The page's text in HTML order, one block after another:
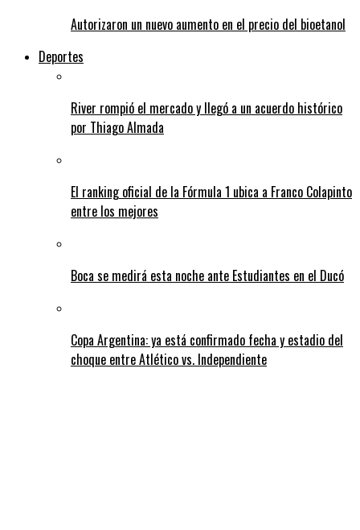
Autorizaron un nuevo aumento en el precio del bioetanol
Deportes
River rompió el mercado y llegó a un acuerdo histórico
por Thiago Almada
El ranking oficial de la Fórmula 1 ubica a Franco Colapinto
entre los mejores
Boca se medirá esta noche ante Estudiantes en el Ducó
Copa Argentina: ya está confirmado fecha y estadio del
choque entre Atlético vs. Independiente